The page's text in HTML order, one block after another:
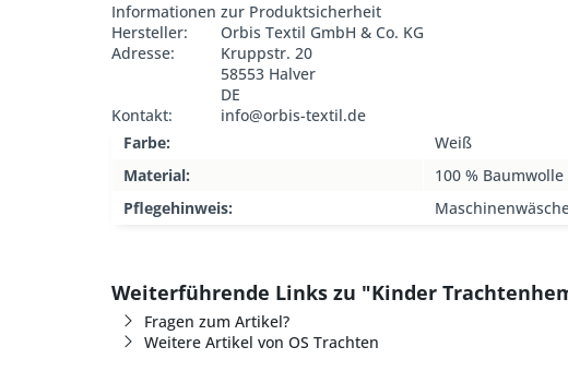
Informationen zur Produktsicherheit
Hersteller:
Orbis Textil GmbH & Co. KG
Adresse:
Kruppstr. 20
58553 Halver
DE
Kontakt:
info@orbis-textil.de
Farbe:
Weiß
Material:
100 % Baumwolle
Pflegehinweis:
Weiterführende Links zu "Kinder
Fragen zum Artikel?
Weitere Artikel von OS Trachten